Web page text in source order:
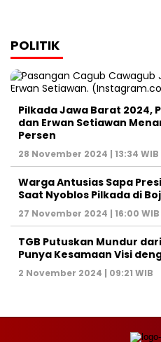
POLITIK
Pilkada Jawa Barat 2024,
dan Erwan Setiawan
Persen
28 November 2024 | 13:34 WIB
Warga Antusias Sapa
Saat Nyoblos Pilkada di
27 November 2024 | 16:00 WIB
TGB Putuskan Mundur
Punya Kesamaan Visi
2 November 2024 | 09:21 WIB